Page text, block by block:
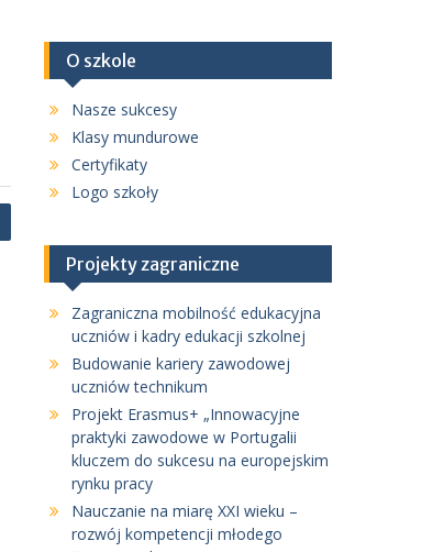
O szkole
Nasze sukcesy
Klasy mundurowe
Certyfikaty
Logo szkoły
Projekty zagraniczne
Zagraniczna mobilność edukacyjna
uczniów i kadry edukacji szkolnej
Budowanie kariery zawodowej
uczniów technikum
Projekt Erasmus+ „Innowacyjne
praktyki zawodowe w Portugalii
kluczem do sukcesu na europejskim
rynku pracy
Nauczanie na miarę XXI wieku –
rozwój kompetencji młodego